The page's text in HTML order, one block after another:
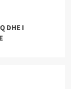
DHE I